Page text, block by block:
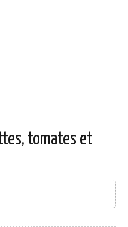
tomates et